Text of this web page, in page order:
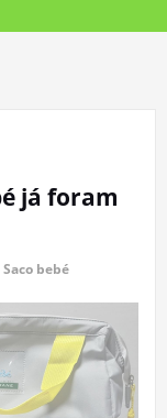
já foram
Saco bebé